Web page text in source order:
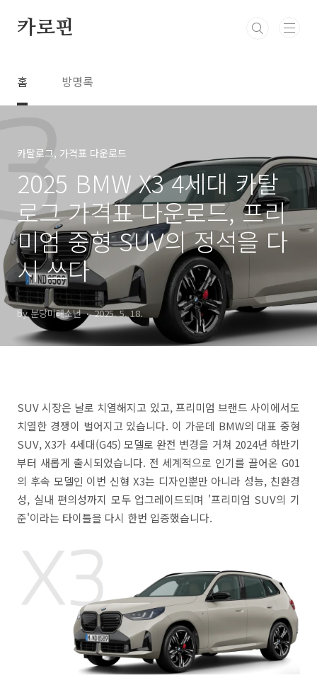
카로핀
홈 방명록
카탈로그, 가격표 다운로드
2025 BMW X3 4세대 카탈
로그 가격표 다운로드, 프리
미엄 중형 SUV의 정석을 다
시 쓰다
by 분당미래소년 2025. 5. 18.
SUV 시장은 날로 치열해지고 있고, 프리미엄 브랜드 사이에서도
치열한 경쟁이 벌어지고 있습니다. 이 가운데 BMW의 대표 중형
SUV, X3가 4세대(G45) 모델로 완전 변경을 거쳐 2024년 하반기
부터 새롭게 출시되었습니다. 전 세계적으로 인기를 끌어온 G01
의 후속 모델인 이번 신형 X3는 디자인뿐만 아니라 성능, 친환경
성, 실내 편의성까지 모두 업그레이드되며 '프리미엄 SUV의 기
준'이라는 타이틀을 다시 한번 입증했습니다.